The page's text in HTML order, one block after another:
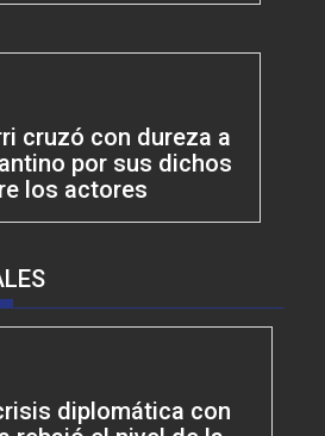
cruzó con dureza a
por sus dichos
los actores
diplomática con